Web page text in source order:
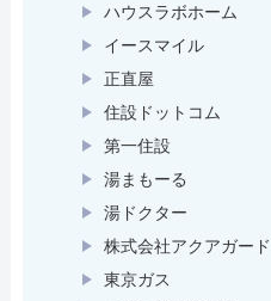
ハウスラボホーム
イースマイル
正直屋
住設ドットコム
第一住設
湯まもーる
湯ドクター
株式会社アクアガード
東京ガス